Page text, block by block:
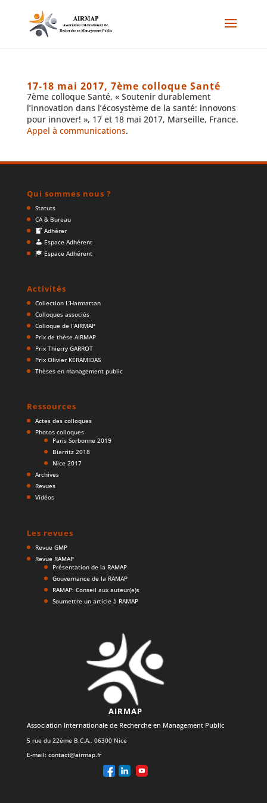
17-18 mai 2017, 7ème colloque Santé
7ème colloque Santé, « Soutenir durablement
l’innovation dans l’écosystème de la santé: innovons
pour innover! », 17 et 18 mai 2017, Marseille, France.
Appel à communications.
Qui sommes nous ?
Statuts
CA & Bureau
Adhérer
Espace Adhérent
Espace Adhérent
Activités
Collection L’Harmattan
Colloques associés
Colloque de l’AIRMAP
Prix de thèse AIRMAP
Prix Thierry GARROT
Prix Olivier KERAMIDAS
Thèses en management public
Ressources
Actes des colloques
Photos colloques
Paris Sorbonne 2019
Biarritz 2018
Nice 2017
Archives
Revues
Vidéos
Les revues
Revue GMP
Revue RAMAP
Présentation de la RAMAP
Gouvernance de la RAMAP
RAMAP: Conseil aux auteur(e)s
Soumettre un article à RAMAP
AIRMAP
Association Internationale de Recherche en Management Public
5 rue du 22ème B.C.A., 06300 Nice
E-mail: contact@airmap.fr